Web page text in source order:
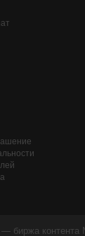
биржа контента